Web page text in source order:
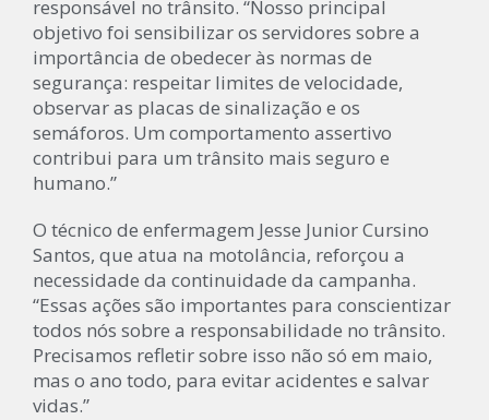
responsável no trânsito. “Nosso principal
objetivo foi sensibilizar os servidores sobre a
importância de obedecer às normas de
segurança: respeitar limites de velocidade,
observar as placas de sinalização e os
semáforos. Um comportamento assertivo
contribui para um trânsito mais seguro e
humano.”
O técnico de enfermagem Jesse Junior Cursino
Santos, que atua na motolância, reforçou a
necessidade da continuidade da campanha.
“Essas ações são importantes para conscientizar
todos nós sobre a responsabilidade no trânsito.
Precisamos refletir sobre isso não só em maio,
mas o ano todo, para evitar acidentes e salvar
vidas.”